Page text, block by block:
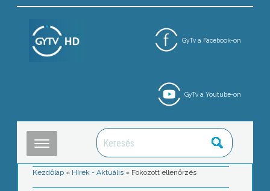
GyTv a Facebook-on
GyTv a Youtube-on
Kezdőlap » Hírek - Aktuális » Fokozott ellenőrzés